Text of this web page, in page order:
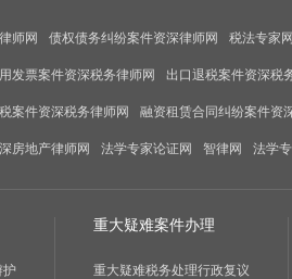
师网 债权债务纠纷案件资深律师网 税法专家
发票案件资深税务律师网 出口退税案件资深税
案件资深税务律师网 融资租赁合同纠纷案件资
房地产律师网 法学专家论证网 智律网 法学
护
重大疑难案件办理
重大疑难税务处理行政复议